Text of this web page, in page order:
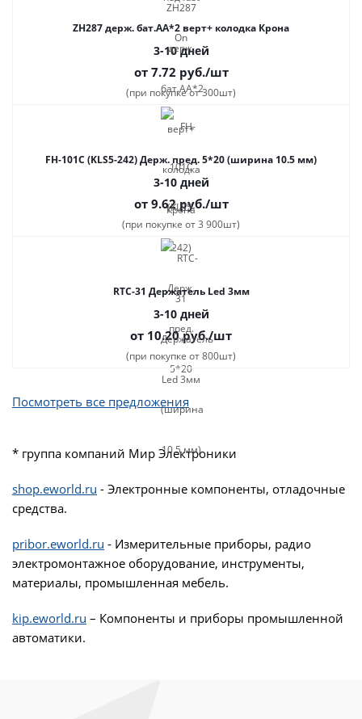
ZH287 держ. бат.АА*2 верт+ колодка Крона
3-10 дней
от 7.72 руб./шт
(при покупке от 300шт)
FH-101C (KLS5-242) Держ. пред. 5*20 (ширина 10.5 мм)
3-10 дней
от 9.62 руб./шт
(при покупке от 3 900шт)
RTC-31 Держатель Led 3мм
3-10 дней
от 10.20 руб./шт
(при покупке от 800шт)
Посмотреть все предложения
* группа компаний Мир Электроники
shop.eworld.ru - Электронные компоненты, отладочные
средства.
pribor.eworld.ru - Измерительные приборы, радио
электромонтажное оборудование, инструменты,
материалы, промышленная мебель.
kip.eworld.ru – Компоненты и приборы промышленной
автоматики.